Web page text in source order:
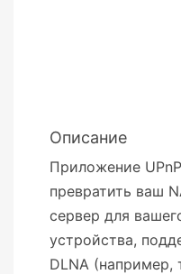
Описание
Приложение
превратить ваш
сервер для
устройства,
DLNA (например,